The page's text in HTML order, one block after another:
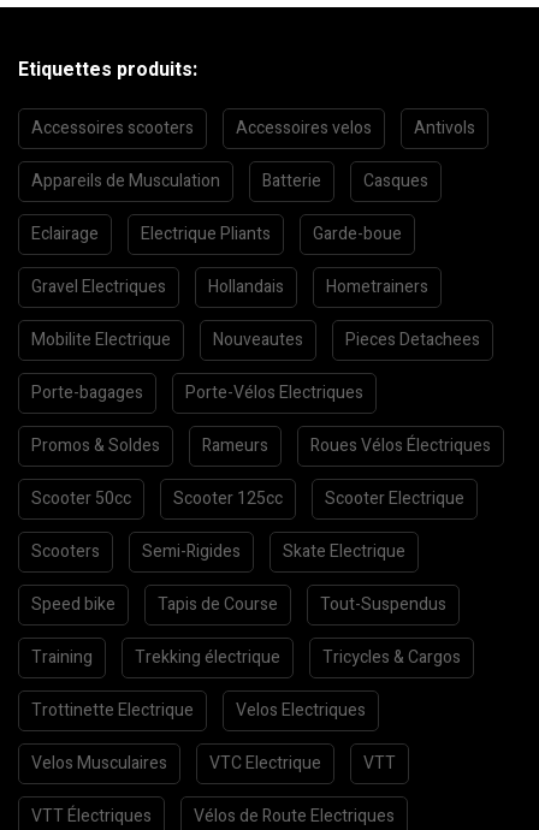
Etiquettes produits:
Accessoires scooters Accessoires velos Antivols
Appareils de Musculation Batterie Casques
Eclairage Electrique Pliants Garde-boue
Gravel Electriques Hollandais Hometrainers
Mobilite Electrique Nouveautes Pieces Detachees
Porte-bagages Porte-Vélos Electriques
Promos & Soldes Rameurs Roues Vélos Électriques
Scooter 50cc Scooter 125cc Scooter Electrique
Scooters Semi-Rigides Skate Electrique
Speed bike Tapis de Course Tout-Suspendus
Training Trekking électrique Tricycles & Cargos
Trottinette Electrique Velos Electriques
Velos Musculaires VTC Electrique VTT
VTT Électriques Vélos de Route Electriques